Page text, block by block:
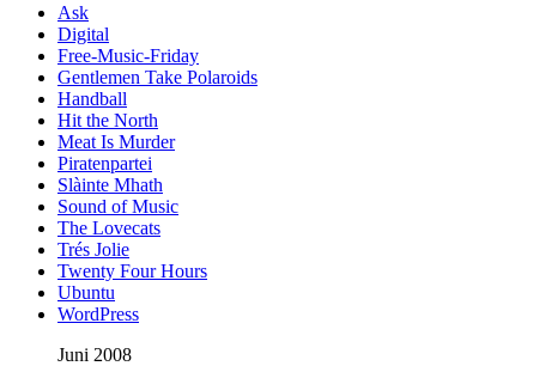
Ask
Digital
Free-Music-Friday
Gentlemen Take Polaroids
Handball
Hit the North
Meat Is Murder
Piratenpartei
Slàinte Mhath
Sound of Music
The Lovecats
Trés Jolie
Twenty Four Hours
Ubuntu
WordPress
Juni 2008